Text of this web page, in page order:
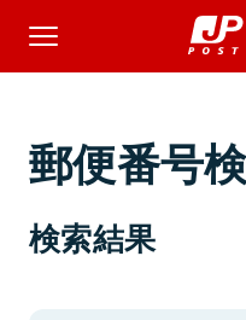
郵便番号
検索結果